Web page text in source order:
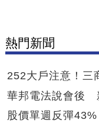
熱門新聞
252大戶注意！
華邦電法說會後
股價單週反彈